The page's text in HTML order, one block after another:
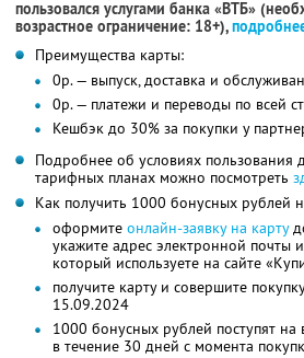
пользовался услугами банка «ВТБ»
возрастное ограничение: 18+),
Преимущества карты:
0р. — выпуск, доставка и
0р. — платежи и переводы по всей
Кешбэк до 30% за покупки у
Подробнее об условиях пользования
тарифных планах можно посмотреть
Как получить 1000 бонусных рублей
оформите онлайн-заявку на карту
укажите адрес электронной почты
который используете на сайте
получите карту и совершите
15.09.2024
1000 бонусных рублей поступят на
в течение 30 дней с момента